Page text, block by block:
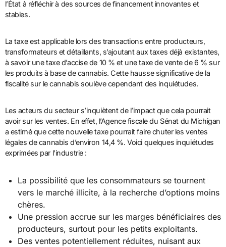
l’État à réfléchir à des sources de financement innovantes et
stables.
La taxe est applicable lors des transactions entre producteurs,
transformateurs et détaillants, s’ajoutant aux taxes déjà existantes,
à savoir une taxe d’accise de 10 % et une taxe de vente de 6 % sur
les produits à base de cannabis. Cette hausse significative de la
fiscalité sur le cannabis soulève cependant des inquiétudes.
Les acteurs du secteur s’inquiètent de l’impact que cela pourrait
avoir sur les ventes. En effet, l’Agence fiscale du Sénat du Michigan
a estimé que cette nouvelle taxe pourrait faire chuter les ventes
légales de cannabis d’environ 14,4 %. Voici quelques inquiétudes
exprimées par l’industrie :
La possibilité que les consommateurs se tournent
vers le marché illicite, à la recherche d’options moins
chères.
Une pression accrue sur les marges bénéficiaires des
producteurs, surtout pour les petits exploitants.
Des ventes potentiellement réduites, nuisant aux